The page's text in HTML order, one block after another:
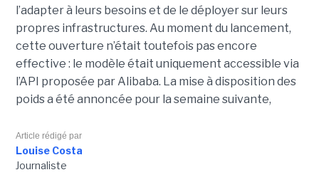
l’adapter à leurs besoins et de le déployer sur leurs
propres infrastructures. Au moment du lancement,
cette ouverture n’était toutefois pas encore
effective : le modèle était uniquement accessible via
l’API proposée par Alibaba. La mise à disposition des
poids a été annoncée pour la semaine suivante,
Article rédigé par
Louise Costa
Journaliste